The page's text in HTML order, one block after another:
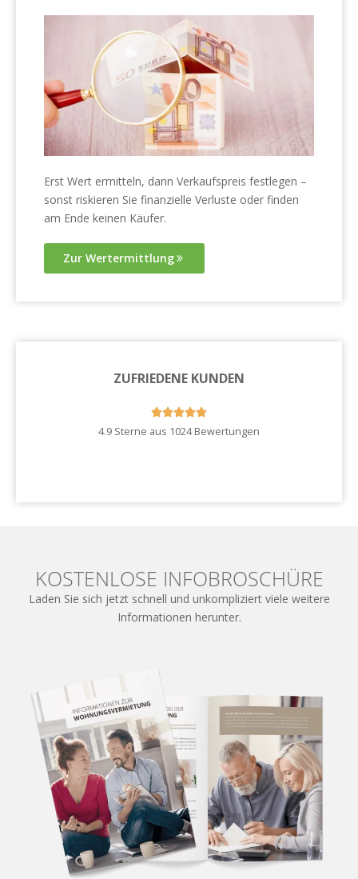
Erst Wert ermitteln, dann Verkaufspreis festlegen –
sonst riskieren Sie finanzielle Verluste oder finden
am Ende keinen Käufer.
Zur Wertermittlung
ZUFRIEDENE KUNDEN

4.9 Sterne aus 1024 Bewertungen
KOSTENLOSE INFOBROSCHÜRE
Laden Sie sich jetzt schnell und unkompliziert viele weitere
Informationen herunter.